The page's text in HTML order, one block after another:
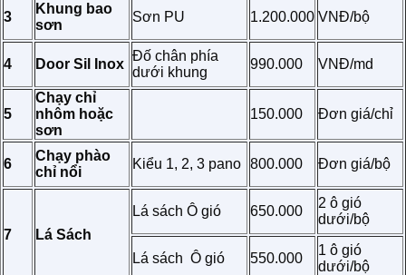
3
Khung bao
sơn
Sơn PU 1.200.000 VNĐ/bộ
4 Door Sil Inox
Đố chân phía
dưới khung
990.000 VNĐ/md
5
Chạy chỉ
nhôm hoặc
sơn
150.000 Đơn giá/chỉ
6
Chạy phào
chỉ nổi
Kiểu 1, 2, 3 pano 800.000 Đơn giá/bộ
7 Lá Sách
Lá sách Ô gió 650.000
2 ô gió
dưới/bộ
Lá sách Ô gió 550.000
1 ô gió
dưới/bộ